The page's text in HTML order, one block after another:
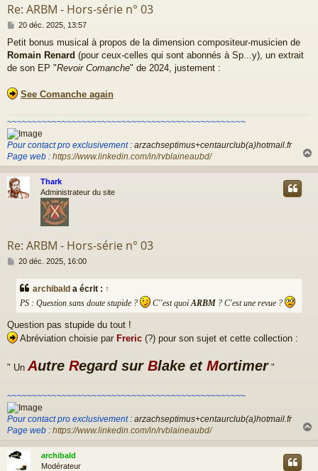
Re: ARBM - Hors-série n° 03
M
s
s
a
e
20 déc. 2025, 13:57
Petit bonus musical à propos de la dimension compositeur-musicien de
Romain Renard (pour ceux-celles qui sont abonnés à Sp...y), un extrait
de son EP "Revoir Comanche" de 2024, justement :
See Comanche again
~~~~~~~~~~~~~~~~~~~~~~~~~~~~~~~~~~~~~~~~~~~~~~~~
Pour contact pro exclusivement : arzachseptimus+centaurclub(a)hotmail.fr
Page web : https://www.linkedin.com/in/rvblaineaubd/
a
Thark
Administrateur du site
Re: ARBM - Hors-série n° 03
M
s
g
e
20 déc. 2025, 16:00
archibald a écrit : ↑
PS : Question sans doute stupide ?
C''est quoiARBM ? C'est une revue ?
Question pas stupide du tout !
Abréviation choisie par Freric (?) pour son sujet et cette collection :
" UnAutre Regard sur Blake et Mortimer"
~~~~~~~~~~~~~~~~~~~~~~~~~~~~~~~~~~~~~~~~~~~~~~~~
Pour contact pro exclusivement : arzachseptimus+centaurclub(a)hotmail.fr
Page web : https://www.linkedin.com/in/rvblaineaubd/
u
archibald
Modérateur